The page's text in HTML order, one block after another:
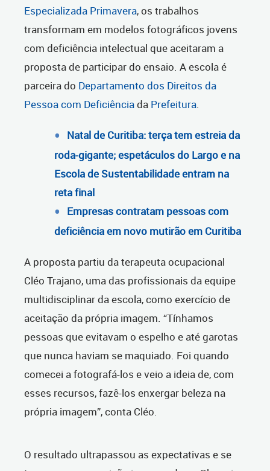
Especializada Primavera, os trabalhos
transformam em modelos fotográficos jovens
com deficiência intelectual que aceitaram a
proposta de participar do ensaio. A escola é
parceira do Departamento dos Direitos da
Pessoa com Deficiênciada Prefeitura.
Natal de Curitiba: terça tem estreia da
roda-gigante; espetáculos do Largo e na
Escola de Sustentabilidade entram na
reta final
Empresas contratam pessoas com
deficiência em novo mutirão em Curitiba
A proposta partiu da terapeuta ocupacional
Cléo Trajano, uma das profissionais da equipe
multidisciplinar da escola, como exercício de
aceitação da própria imagem. “Tínhamos
pessoas que evitavam o espelho e até garotas
que nunca haviam se maquiado. Foi quando
comecei a fotografá-los e veio a ideia de, com
esses recursos, fazê-los enxergar beleza na
própria imagem”, conta Cléo.
O resultado ultrapassou as expectativas e se